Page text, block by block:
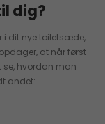
dig?
i dit nye toiletsæde,
at når først
se, hvordan man
andet: